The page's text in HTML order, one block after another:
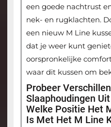
een goede nachtrust
nek- en rugklachten.
een nieuw M Line
dat je weer kunt
oorspronkelijke
waar dit kussen om
Probeer
Slaaphoudingen
Welke Positie Het
Is Met Het M Line